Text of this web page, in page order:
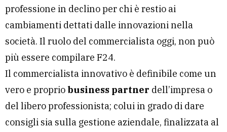
professione in declino per chi è restio ai
cambiamenti dettati dalle innovazioni nella
società. Il ruolo del commercialista oggi, non può
più essere compilare F24.
Il commercialista innovativo è definibile come un
vero e proprio business partner dell’impresa o
del libero professionista; colui in grado di dare
consigli sia sulla gestione aziendale, finalizzata al